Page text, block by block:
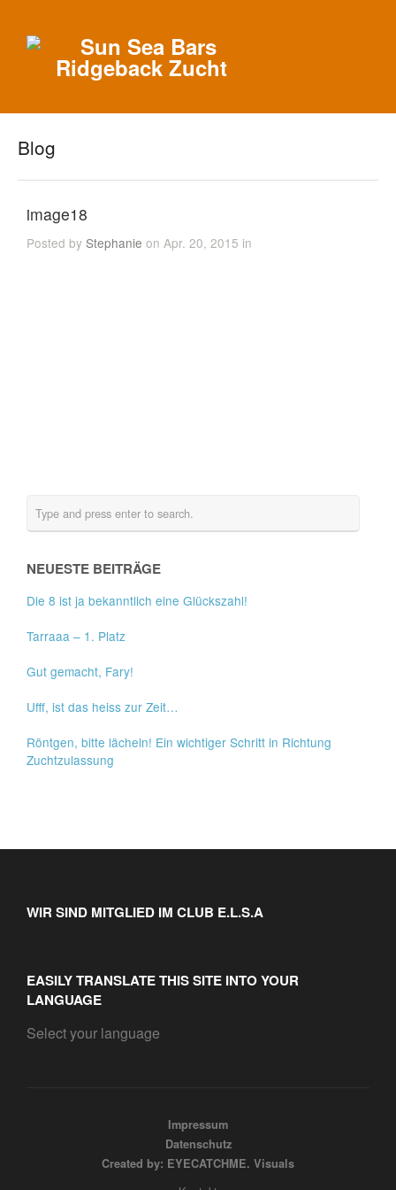
Blog
image18
Posted byStephanie on Apr. 20, 2015 in
NEUESTE BEITRÄGE
Die 8 ist ja bekanntlich eine Glückszahl!
Tarraaa – 1. Platz
Gut gemacht, Fary!
Ufff, ist das heiss zur Zeit…
Röntgen, bitte lächeln! Ein wichtiger Schritt in Richtung
Zuchtzulassung
WIR SIND MITGLIED IM CLUB E.L.S.A
EASILY TRANSLATE THIS SITE INTO YOUR
LANGUAGE
Select your language
Impressum
Datenschutz
Created by: EYECATCHME. Visuals